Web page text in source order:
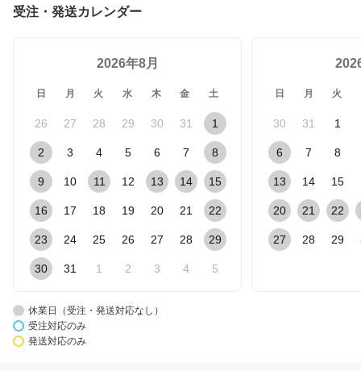
受注・発送カレンダー
2026年8月
日 月 火 水 木 金 土
26 27 28 29 30 31 1
2 3 4 5 6 7 8
9 10 11 12 13 14 15
16 17 18 19 20 21 22
23 24 25 26 27 28 29
30 31 1 2 3 4 5
日 月 火
30 31 1
6 7 8
13 14 15
20 21 22
27 28 29
休業日（受注・発送対応なし）
受注対応のみ
発送対応のみ